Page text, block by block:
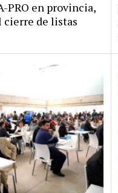
PRO en provincia,
cierre de listas